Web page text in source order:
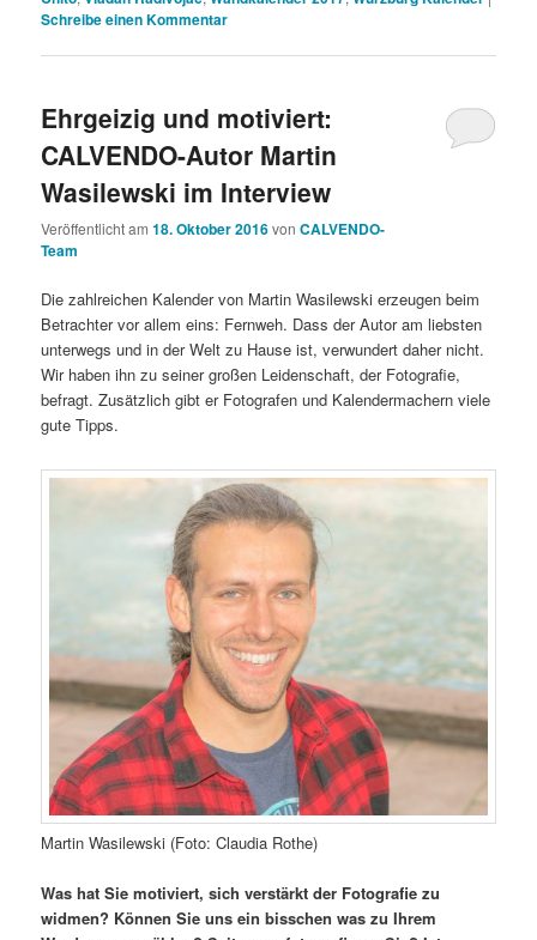
Schreibe einen Kommentar
Ehrgeizig und motiviert:
CALVENDO-Autor Martin
Wasilewski im Interview
Veröffentlicht am18. Oktober 2016vonCALVENDO-
Team
Die zahlreichen Kalender von Martin Wasilewski erzeugen beim
Betrachter vor allem eins: Fernweh. Dass der Autor am liebsten
unterwegs und in der Welt zu Hause ist, verwundert daher nicht.
Wir haben ihn zu seiner großen Leidenschaft, der Fotografie,
befragt. Zusätzlich gibt er Fotografen und Kalendermachern viele
gute Tipps.
Martin Wasilewski (Foto: Claudia Rothe)
Was hat Sie motiviert, sich verstärkt der Fotografie zu
widmen? Können Sie uns ein bisschen was zu Ihrem